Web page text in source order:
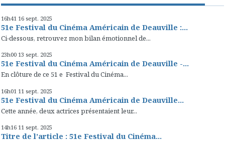
16h41 16 sept. 2025
51e Festival du Cinéma Américain de Deauville :...
Ci-dessous, retrouvez mon bilan émotionnel de...
23h00 13 sept. 2025
51e Festival du Cinéma Américain de Deauville -...
En clôture de ce 51 e Festival du Cinéma...
16h01 11 sept. 2025
51e Festival du Cinéma Américain de Deauville...
Cette année, deux actrices présentaient leur...
14h16 11 sept. 2025
Titre de l’article : 51e Festival du Cinéma...